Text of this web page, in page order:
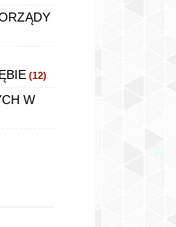
(12)
W